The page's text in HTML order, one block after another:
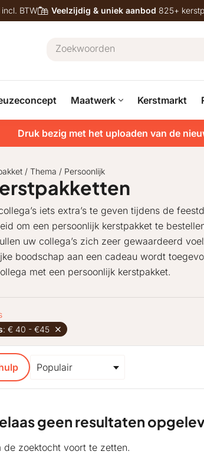
BTW Veelzijdig & uniek aanbod 825+
Maatwerk Kerstmarkt
Druk bezig met het uploaden van de
/ Thema / Persoonlijk
iets extra’s te geven tijdens de
om een persoonlijk kerstpakket te
uw collega’s zich zeer gewaardeerd
boodschap aan een cadeau wordt
met een persoonlijk kerstpakket.
: € 40 - €45
geen resultaten
zoektocht voort te zetten.